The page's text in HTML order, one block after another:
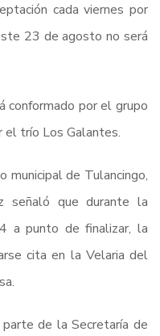
cada viernes por
23 de agosto no será
por el grupo
el trío Los Galantes.
municipal de Tulancingo,
señaló que durante la
a punto de finalizar, la
cita en la Velaria del
de la Secretaría de